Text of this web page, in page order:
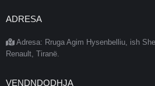
ADRESA
Adresa: Rruga Agim Hysenbelliu, ish
Renault, Tiranë.
VENDNDODHJA